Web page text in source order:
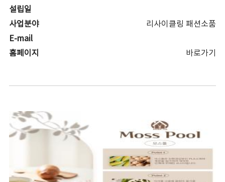
설립일
사업분야
리사이클링 패션소품
E-mail
홈페이지
바로가기